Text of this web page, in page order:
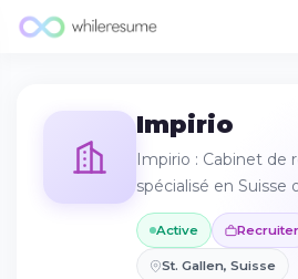
Impirio
Impirio : Cabinet de
spécialisé en Suisse
Active Recruiter
St. Gallen, Suisse